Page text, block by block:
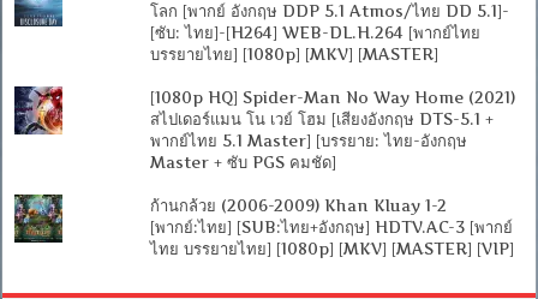
โลก [พากย์ อังกฤษ DDP 5.1 Atmos/ไทย DD 5.1]-
[ซับ: ไทย]-[H264] WEB-DL.H.264 [พากย์ไทย
บรรยายไทย] [1080p] [MKV] [MASTER]
[1080p HQ] Spider-Man No Way Home (2021)
สไปเดอร์แมน โน เวย์ โฮม [เสียงอังกฤษ DTS-5.1 +
พากย์ไทย 5.1 Master] [บรรยาย: ไทย-อังกฤษ
Master + ซับ PGS คมชัด]
ก้านกล้วย (2006-2009) Khan Kluay 1-2
[พากย์:ไทย] [SUB:ไทย+อังกฤษ] HDTV.AC-3 [พากย์
ไทย บรรยายไทย] [1080p] [MKV] [MASTER] [VIP]